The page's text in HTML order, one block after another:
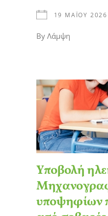
19 ΜΑΪ́ΟΥ 2026
By Λάμψη
Υποβολή
υποψηφίων